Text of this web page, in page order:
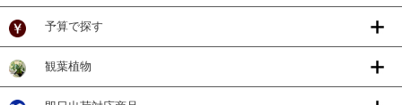
予算で探す
観葉植物